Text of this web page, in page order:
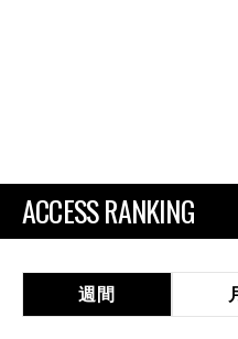
ACCESS RANKING
週間